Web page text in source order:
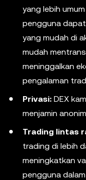
yang lebih
pengguna
yang mudah di
mudah
meninggalkan
pengalaman
Privasi: DEX
menjamin
Trading lintas
trading di lebih
meningkatkan
pengguna